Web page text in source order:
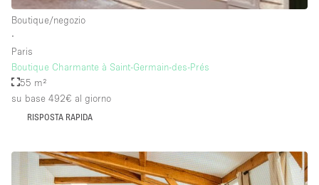
Smoking Area
Spazio living
Stile Haussmann
Terrace
Vetrina
Boutique/negozio
∙
Paris
Boutique Charmante à Saint-Germain-des-Prés
55 m²
su base 492€ al giorno
RISPOSTA RAPIDA